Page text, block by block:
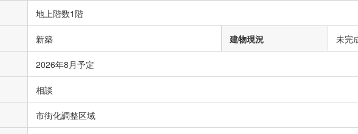
地上階数1階
新築 建物現況 未完
2026年8月予定
相談
市街化調整区域